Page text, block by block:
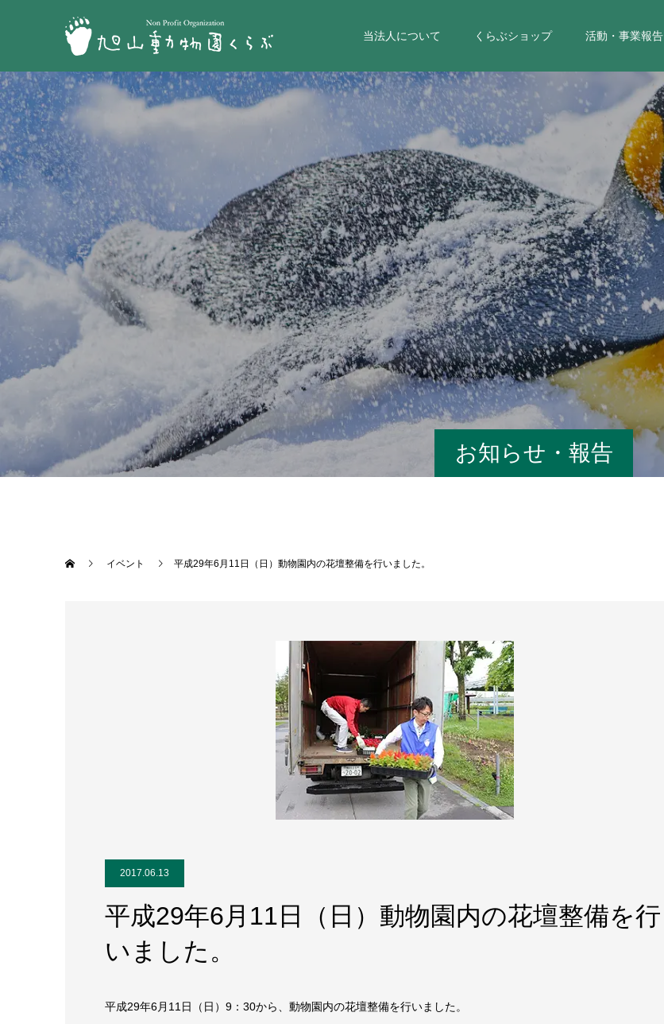
当法人について くらぶショップ 活動・事業報告
お知らせ・報告
イベント 平成29年6月11日（日）動物園内の花壇整備を行いました。
2017.06.13
平成29年6月11日（日）動物園内の花壇整備を行
いました。
平成29年6月11日（日）9：30から、動物園内の花壇整備を行いました。